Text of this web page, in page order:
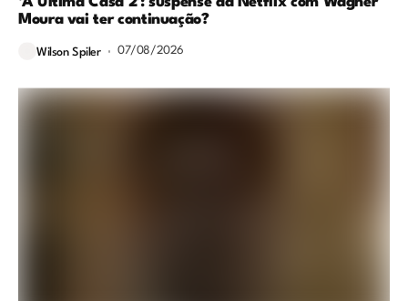
Moura vai ter continuação?
Wilson Spiler 07/08/2026